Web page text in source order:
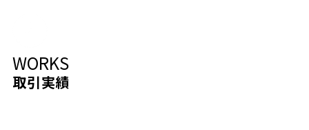
WORKS
取引実績